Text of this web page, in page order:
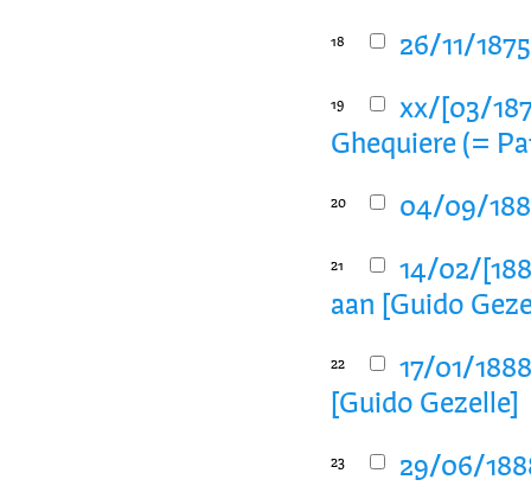
18 26/11/
19
xx/[03/
Ghequiere (=
20 04/09/
21
14/02/
aan [Guido
22
17/01/
[Guido Gezelle]
23
29/06/